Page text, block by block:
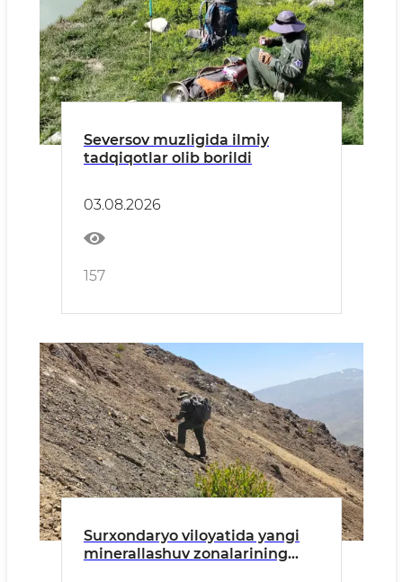
Seversov muzligida ilmiy
tadqiqotlar olib borildi
03.08.2026
157
Surxondaryo viloyatida yangi
minerallashuv zonalarining